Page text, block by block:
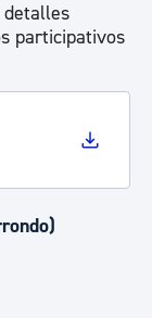
detalles
participativos